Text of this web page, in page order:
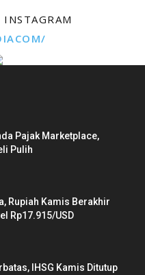
Pajak Marketplace,
Pulih
Rupiah Kamis Berakhir
Rp17.915/USD
IHSG Kamis Ditutup